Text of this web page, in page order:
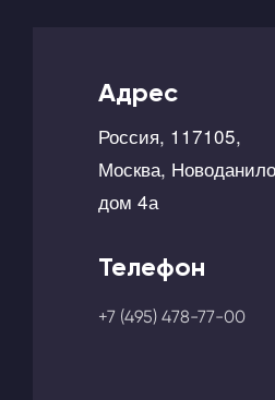
Адрес
Россия, 117105,
Москва,
дом 4а
Телефон
+7 (495) 478-77-00